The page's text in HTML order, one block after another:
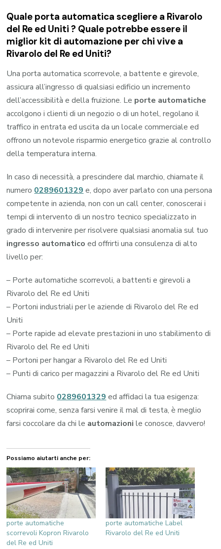
Quale porta automatica scegliere a Rivarolo
del Re ed Uniti ? Quale potrebbe essere il
miglior kit di automazione per chi vive a
Rivarolo del Re ed Uniti?
Una porta automatica scorrevole, a battente e girevole,
assicura all’ingresso di qualsiasi edificio un incremento
dell’accessibilità e della fruizione. Le porte automatiche
accolgono i clienti di un negozio o di un hotel, regolano il
traffico in entrata ed uscita da un locale commerciale ed
offrono un notevole risparmio energetico grazie al controllo
della temperatura interna.
In caso di necessità, a prescindere dal marchio, chiamate il
numero 0289601329 e, dopo aver parlato con una persona
competente in azienda, non con un call center, conoscerai i
tempi di intervento di un nostro tecnico specializzato in
grado di intervenire per risolvere qualsiasi anomalia sul tuo
ingresso automatico ed offrirti una consulenza di alto
livello per:
– Porte automatiche scorrevoli, a battenti e girevoli a
Rivarolo del Re ed Uniti
– Portoni industriali per le aziende di Rivarolo del Re ed
Uniti
– Porte rapide ad elevate prestazioni in uno stabilimento di
Rivarolo del Re ed Uniti
– Portoni per hangar a Rivarolo del Re ed Uniti
– Punti di carico per magazzini a Rivarolo del Re ed Uniti
Chiama subito 0289601329 ed affidaci la tua esigenza:
scoprirai come, senza farsi venire il mal di testa, è meglio
farsi coccolare da chi le automazioni le conosce, davvero!
Possiamo aiutarti anche per:
porte automatiche
scorrevoli Kopron Rivarolo
del Re ed Uniti
porte automatiche Label
Rivarolo del Re ed Uniti